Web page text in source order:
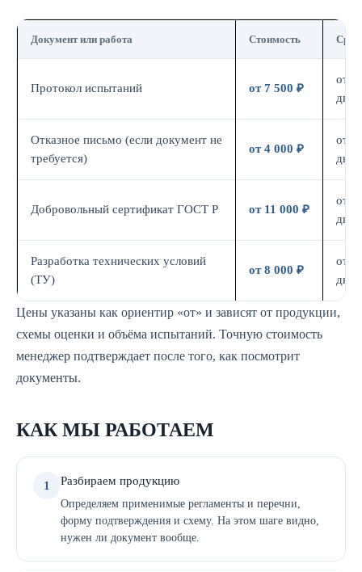
Документ или работа Стоимость Срок
Протокол испытаний от 7 500 ₽
от 7
дн.
Отказное письмо (если документ не
требуется)
от 4 000 ₽
от 3
дн.
Добровольный сертификат ГОСТ Р от 11 000 ₽
от 7
дн.
Разработка технических условий
(ТУ)
от 8 000 ₽
от 5
дн.
Цены указаны как ориентир «от» и зависят от продукции,
схемы оценки и объёма испытаний. Точную стоимость
менеджер подтверждает после того, как посмотрит
документы.
КАК МЫ РАБОТАЕМ
1 Разбираем продукцию
Определяем применимые регламенты и перечни,
форму подтверждения и схему. На этом шаге видно,
нужен ли документ вообще.